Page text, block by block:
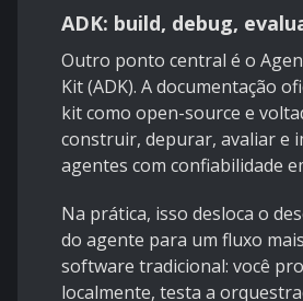
ADK: build, debug,
Outro ponto central é o
Kit (ADK). A documentação
kit como open-source e
construir, depurar, avaliar e
agentes com confiabilidade
Na prática, isso desloca o
do agente para um fluxo
software tradicional: você
localmente, testa a